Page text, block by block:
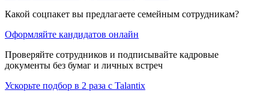
Какой соцпакет вы предлагаете семейным сотрудникам?
Оформляйте кандидатов онлайн
Проверяйте сотрудников и подписывайте кадровые
документы без бумаг и личных встреч
Ускорьте подбор в 2 раза с Talantix